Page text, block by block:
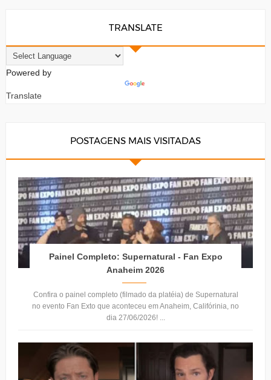
TRANSLATE
Powered by
Translate
POSTAGENS MAIS VISITADAS
Painel Completo: Supernatural - Fan Expo
Anaheim 2026
Confira o painel completo (filmado da platéia) de Supernatural
no evento Fan Exto que aconteceu em Anaheim, Califórinia, no
dia 27/06/2026! ...